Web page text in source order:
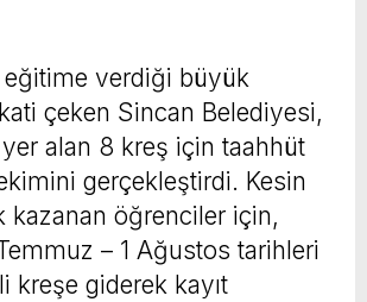
verdiği büyük
çeken Sincan Belediyesi,
alan 8 kreş için taahhüt
gerçekleştirdi. Kesin
kazanan öğrenciler için,
– 1 Ağustos tarihleri
kreşe giderek kayıt